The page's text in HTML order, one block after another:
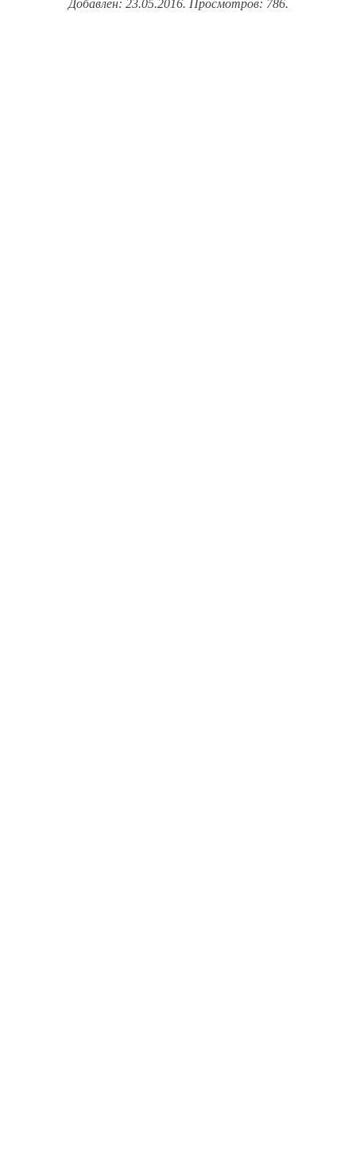
Добавлен: 23.05.2016. Просмотров: 786.